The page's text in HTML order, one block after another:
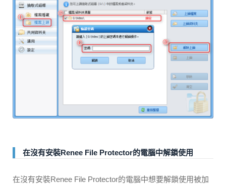
在沒有安裝Renee File Protector的電腦中解鎖使用
在沒有安裝Renee File Protector的電腦中想要解鎖使用被加